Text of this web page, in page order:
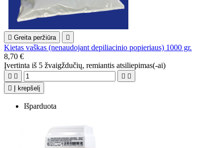
 Greita peržiūra 
Kietas vaškas (nenaudojant depiliacinio popieriaus) 1000 gr.
8,70 €
Įvertinta iš 5 žvaigždučių, remiantis atsiliepimas(-ai)
   

Į krepšelį
Išparduota